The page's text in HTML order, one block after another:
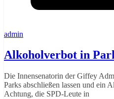
admin
Alkoholverbot in
Die Innensenatorin der Giffey
Parks abschließen lassen und ein
Achtung, die SPD-Leute in